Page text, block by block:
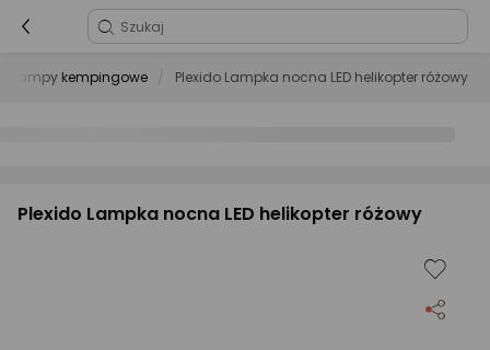
Lampy kempingowe Plexido Lampka nocna LED helikopter różowy
Plexido Lampka nocna LED helikopter różowy